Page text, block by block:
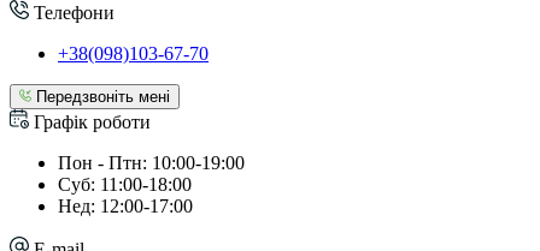
Телефони
+38(098)103-67-70
Передзвоніть мені
Графік роботи
Пон - Птн: 10:00-19:00
Суб: 11:00-18:00
Нед: 12:00-17:00